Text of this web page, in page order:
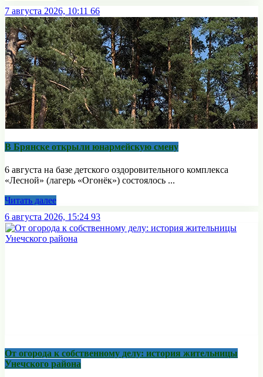
7 августа 2026, 10:11 66
В Брянске открыли юнармейскую смену
6 августа на базе детского оздоровительного комплекса
«Лесной» (лагерь «Огонёк») состоялось ...
Читать далее
6 августа 2026, 15:24 93
От огорода к собственному делу: история жительницы
Унечского района